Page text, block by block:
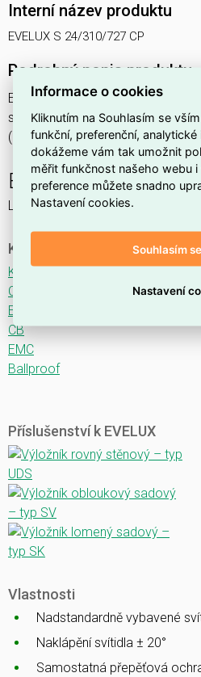
Interní název produktu
EVELUX S 24/310/727 CP
Podrobný popis produktu
EVELUX S 24/310/727 CP 26W
svítidlo pouliční s modulem LED,
(Central Parking TYPE I)
EVELUX
LED svítidlo pro osvětlení
Ke stažení
Katalogový list
CE
ENEC
CB
EMC
Ballproof
Příslušenství k EVELUX
Vlastnosti
Nadstandardně vybavené
Naklápění svítidla ± 20°
Samostatná přepěťová
Informace o cookies
Kliknutím na Souhlasím se
funkční, preferenční,
dokážeme vám tak umožnit
měřit funkčnost našeho webu
preference můžete snadno
Nastavení cookies.
Souhlasím
Nastavení